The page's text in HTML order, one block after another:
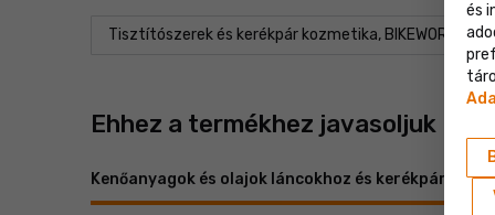
Tisztítószerek és kerékpár kozmetika, BIKEWORKX
Ehhez a termékhez javasoljuk
Kenőanyagok és olajok láncokhoz és kerékpárhoz
és